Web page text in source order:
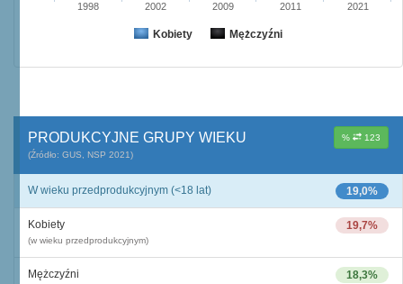
Kobiety Mężczyźni
1998 2002 2009 2011 2021
% 123
PRODUKCYJNE GRUPY WIEKU
(Źródło: GUS, NSP 2021)
19,0%
W wieku przedprodukcyjnym (<18 lat)
19,7%
Kobiety
(w wieku przedprodukcyjnym)
18,3%
Mężczyźni